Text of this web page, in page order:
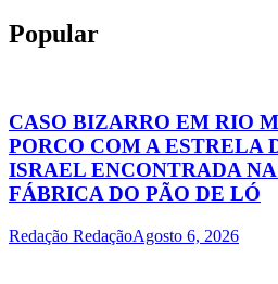
Popular
CASO BIZARRO EM RIO
PORCO COM A ESTRELA
ISRAEL ENCONTRADA
FÁBRICA DO PÃO DE LÓ
Redação RedaçãoAgosto 6, 2026